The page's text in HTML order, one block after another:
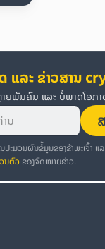
ແລະ ຂ່າວສານ
ພັນຄົນ ແລະ ບໍ່ພາດໂອກາ
ປະມວນຜົນຂໍ້ມູນຂອງຂ້າພະເຈົ້າ
ນຕົວ ຂອງຈົດໝາຍຂ່າວ.